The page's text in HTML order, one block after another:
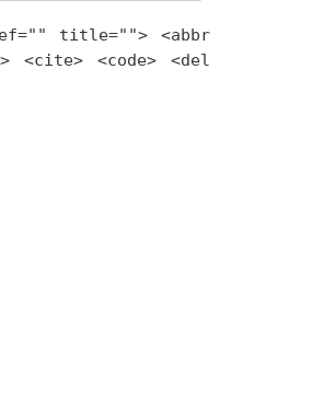
title=""> <abbr
<cite> <code> <del